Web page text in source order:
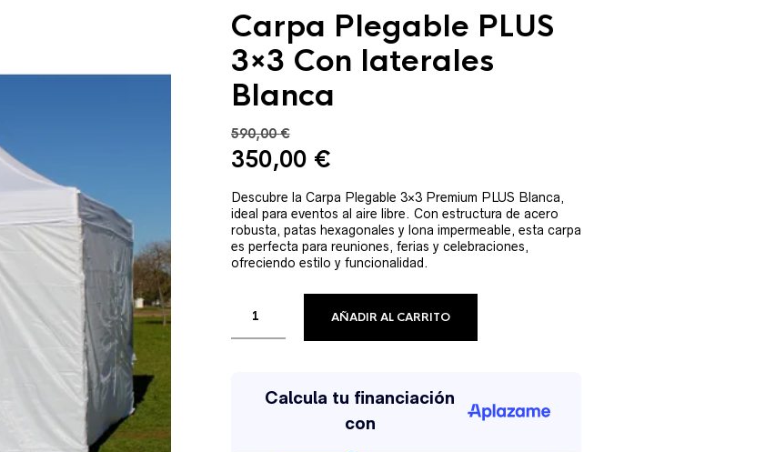
Carpa Plegable PLUS
3×3 Con laterales
Blanca
590,00€
El
original
era:
590,00 €.
350,00 €El
actual
es:
350,00 €.
Descubre la Carpa Plegable 3×3 Premium PLUS Blanca,
ideal para eventos al aire libre. Con estructura de acero
robusta, patas hexagonales y lona impermeable, esta carpa
es perfecta para reuniones, ferias y celebraciones,
ofreciendo estilo y funcionalidad.
AÑADIR AL CARRITO